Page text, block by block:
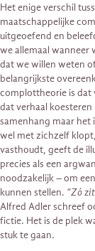
Het enige verschil
maatschappelijke
uitgeoefend en
we allemaal wanneer
dat we willen weten
belangrijkste
complottheorie is dat
dat verhaal
samenhang maar
wel met zichzelf
vasthoudt, geeft de
precies als een
noodzakelijk – om
kunnen stellen. “Zó
Alfred Adler schreef
fictie. Het is de plek
stuk te gaan.